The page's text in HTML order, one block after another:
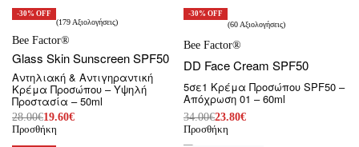
-30% OFF
Βαθμολογήθηκε με
179 Αξιολογήσεις
Bee Factor®
Glass Skin Sunscreen SPF50
Αντηλιακή & Αντιγηραντική
Κρέμα Προσώπου – Υψηλή
Προστασία – 50ml
28.00€19.60€
Προσθήκη
-30% OFF
60 Αξιολογήσεις
Bee Factor®
DD Face Cream SPF50
5σε1 Κρέμα Προσώπου SPF50 –
Απόχρωση 01 – 60ml
34.00€23.80€
Προσθήκη